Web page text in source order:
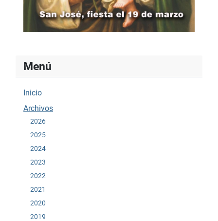
Menú
Inicio
Archivos
2026
2025
2024
2023
2022
2021
2020
2019